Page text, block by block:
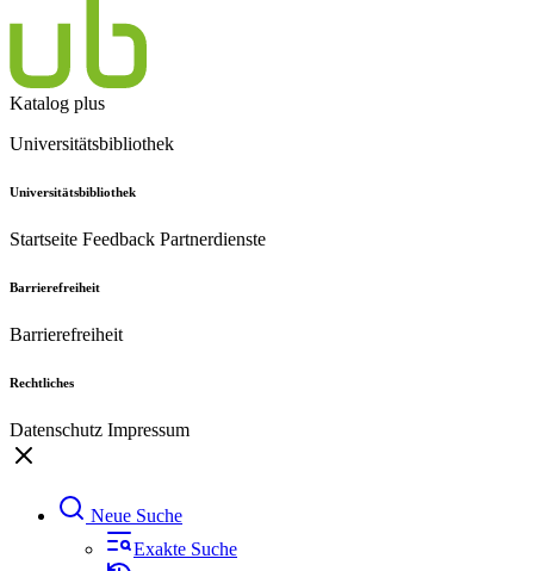
Katalog plus
Universitätsbibliothek
Universitätsbibliothek
Startseite Feedback Partnerdienste
Barrierefreiheit
Barrierefreiheit
Rechtliches
Datenschutz Impressum
Neue Suche
Exakte Suche